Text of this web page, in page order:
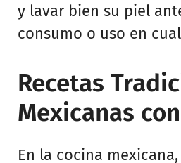
y lavar bien su piel
consumo o uso en
Recetas
Mexicanas
En la cocina